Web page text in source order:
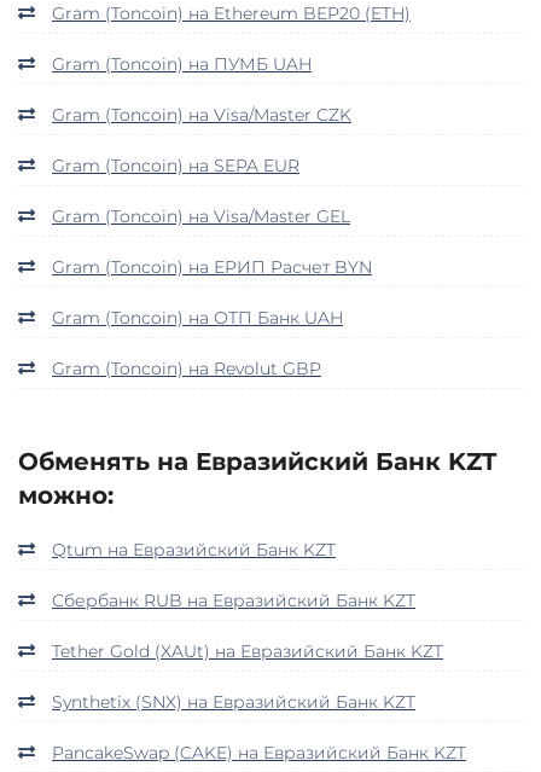
Gram (Toncoin) на Ethereum BEP20 (ETH)
Gram (Toncoin) на ПУМБ UAH
Gram (Toncoin) на Visa/Master CZK
Gram (Toncoin) на SEPA EUR
Gram (Toncoin) на Visa/Master GEL
Gram (Toncoin) на ЕРИП Расчет BYN
Gram (Toncoin) на ОТП Банк UAH
Gram (Toncoin) на Revolut GBP
Обменять на Евразийский Банк KZT
можно:
Qtum на Евразийский Банк KZT
Сбербанк RUB на Евразийский Банк KZT
Tether Gold (XAUt) на Евразийский Банк KZT
Synthetix (SNX) на Евразийский Банк KZT
PancakeSwap (CAKE) на Евразийский Банк KZT